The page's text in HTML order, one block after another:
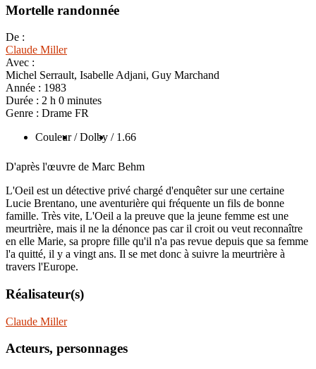
Mortelle randonnée
De :
Claude Miller
Avec :
Michel Serrault, Isabelle Adjani, Guy Marchand
Année : 1983
Durée : 2 h 0 minutes
Genre : Drame FR
Couleur / Dolby / 1.66
D'après l'œuvre de Marc Behm
L'Oeil est un détective privé chargé d'enquêter sur une certaine
Lucie Brentano, une aventurière qui fréquente un fils de bonne
famille. Très vite, L'Oeil a la preuve que la jeune femme est une
meurtrière, mais il ne la dénonce pas car il croit ou veut reconnaître
en elle Marie, sa propre fille qu'il n'a pas revue depuis que sa femme
l'a quitté, il y a vingt ans. Il se met donc à suivre la meurtrière à
travers l'Europe.
Réalisateur(s)
Claude Miller
Acteurs, personnages